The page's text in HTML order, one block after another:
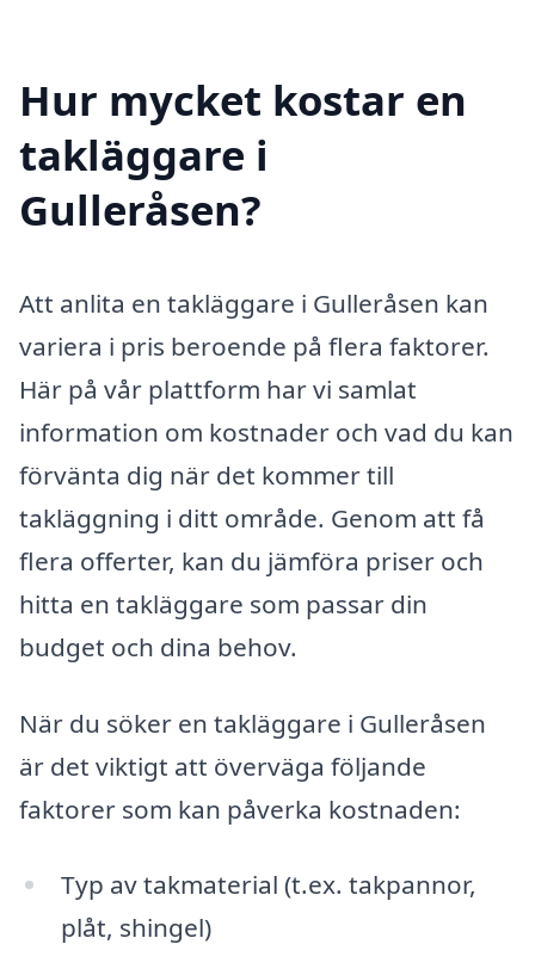
Hur mycket kostar en
takläggare i
Gulleråsen?
Att anlita en takläggare i Gulleråsen kan
variera i pris beroende på flera faktorer.
Här på vår plattform har vi samlat
information om kostnader och vad du kan
förvänta dig när det kommer till
takläggning i ditt område. Genom att få
flera offerter, kan du jämföra priser och
hitta en takläggare som passar din
budget och dina behov.
När du söker en takläggare i Gulleråsen
är det viktigt att överväga följande
faktorer som kan påverka kostnaden:
Typ av takmaterial (t.ex. takpannor,
plåt, shingel)